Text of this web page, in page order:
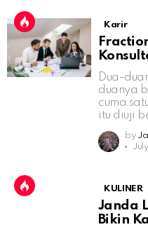
Karir
Dua-
duanya
cuma
itu diuji
by
KULINER
Janda
Bikin